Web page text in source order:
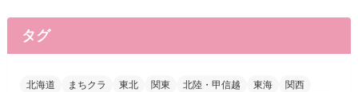
タグ
北海道 まちクラ 東北 関東 北陸・甲信越 東海
関西